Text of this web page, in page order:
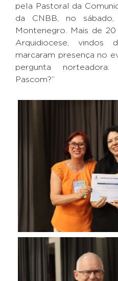
pela Pastoral da
da CNBB, no
Montenegro. Mais de
Arquidiocese, vindos
marcaram presença no
pergunta
Pascom?”